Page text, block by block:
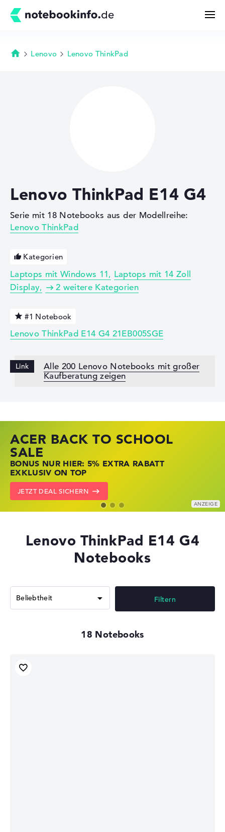
Deals
Merkzettel
Startseite
Lenovo Lenovo ThinkPad
Lenovo ThinkPad E14 G4
Serie mit 18 Notebooks aus der Modellreihe:
Lenovo ThinkPad
Kategorien
Laptops mit Windows 11
Laptops mit 14 Zoll
Display
2 weitere Kategorien
#1 Notebook
Lenovo ThinkPad E14 G4 21EB005SGE
Alle 200 Lenovo Notebooks mit großer
Kaufberatung zeigen
ACER BACK TO SCHOOL
SALE
BONUS NUR HIER: 5% EXTRA RABATT
EXKLUSIV ON TOP
JETZT DEAL SICHERN
HP STORE SSV DEALS
JETZT ZUGREIFEN: NOTEBOOKS BEI HP
KRÄFTIG REDUZIERT
ZU DEN HP ANGEBOTEN
LENOVO LAPTOP DEALS
NOTEBOOKS BEI LENOVO JETZT
KRÄFTIG REDUZIERT
LENOVO DEALS ZEIGEN
Lenovo ThinkPad E14 G4
Notebooks
18
Filtern